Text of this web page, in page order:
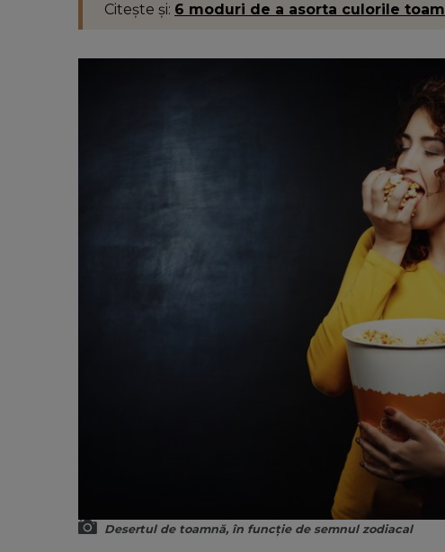
Citește și: 6 moduri de a asorta culorile
Desertul de toamnă, în funcție de semnul zodiacal